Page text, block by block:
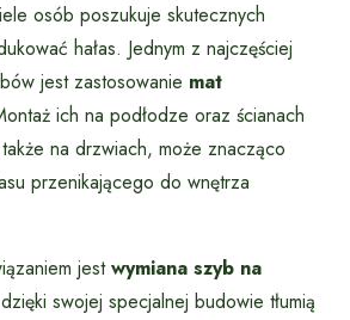
osób poszukuje skutecznych
hałas. Jednym z najczęściej
jest zastosowanie mat
ich na podłodze oraz ścianach
na drzwiach, może znacząco
przenikającego do wnętrza
jestwymiana szyb na
swojej specjalnej budowie tłumią